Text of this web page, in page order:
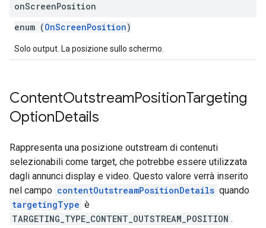
onScreenPosition
enum (OnScreenPosition)
Solo output. La posizione sullo schermo.
ContentOutstreamPositionTargeting
OptionDetails
Rappresenta una posizione outstream di contenuti
selezionabili come target, che potrebbe essere utilizzata
dagli annunci display e video. Questo valore verrà inserito
nel campo contentOutstreamPositionDetails quando
targetingType è
TARGETING_TYPE_CONTENT_OUTSTREAM_POSITION .